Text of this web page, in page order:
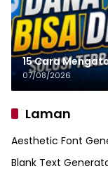
15 Cara
07/08/2026
Laman
Aesthetic Font
Blank Text